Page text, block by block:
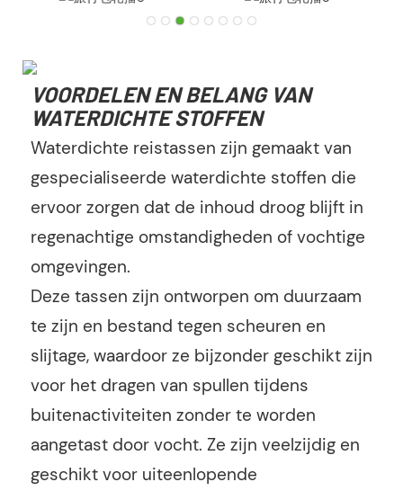
VOORDELEN EN BELANG VAN
WATERDICHTE STOFFEN
Waterdichte reistassen zijn gemaakt van
gespecialiseerde waterdichte stoffen die
ervoor zorgen dat de inhoud droog blijft in
regenachtige omstandigheden of vochtige
omgevingen.
Deze tassen zijn ontworpen om duurzaam
te zijn en bestand tegen scheuren en
slijtage, waardoor ze bijzonder geschikt zijn
voor het dragen van spullen tijdens
buitenactiviteiten zonder te worden
aangetast door vocht. Ze zijn veelzijdig en
geschikt voor uiteenlopende